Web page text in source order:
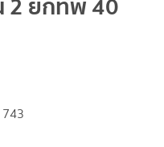
743